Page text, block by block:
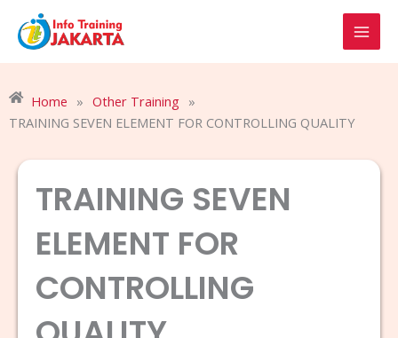
content
Home » Other Training »
TRAINING SEVEN ELEMENT FOR CONTROLLING QUALITY
TRAINING SEVEN
ELEMENT FOR
CONTROLLING